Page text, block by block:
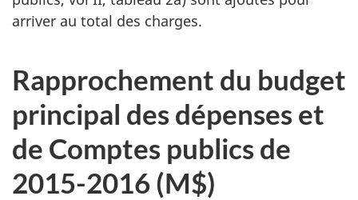
arriver au total des charges.
Rapprochement du budget
principal des dépenses et
de Comptes publics de
2015-2016 (M$)